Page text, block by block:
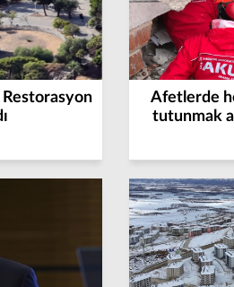
Restorasyon
Afetlerde
tutunmak